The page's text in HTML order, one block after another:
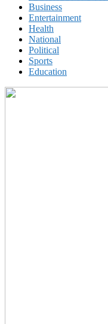
Business
Entertainment
Health
National
Political
Sports
Education